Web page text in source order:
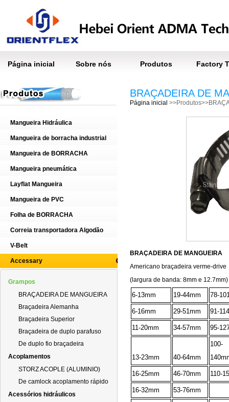
Página inicial Sobre nós Produtos Factory
Mangueira Hidráulica
Mangueira de borracha industrial
Mangueira de BORRACHA
Mangueira pneumática
Layflat Mangueira
Mangueira de PVC
Folha de BORRACHA
Correia transportadora Algodão
V-Belt
Accessary
Grampos
BRAÇADEIRA DE MANGUEIRA
Braçadeira Alemanha
Braçadeira Superior
Braçadeira de duplo parafuso
De duplo fio braçadeira
Acoplamentos
STORZ ACOPLE (ALUMINIO)
De camlock acoplamento rápido
Acessórios hidráulicos
BRAÇADEIRA DE
Página inicial
BRAÇADEIRA DE MANGUEIRA
Americano braçadeira verme-drive
(largura de banda: 8mm e 12.7mm)
6-13mm 19-44mm 78-
6-16mm 29-51mm 91-
11-20mm 34-57mm 95-
13-23mm 40-64mm
100-
16-25mm 46-70mm 110-
16-32mm 53-76mm